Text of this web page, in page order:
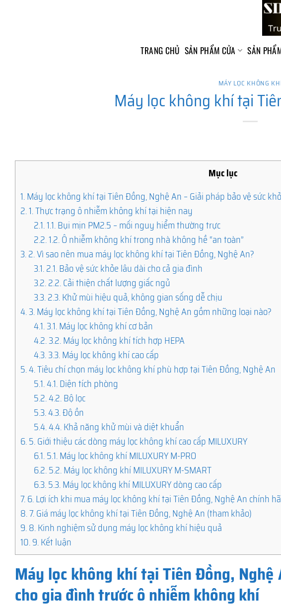
TRANG CHỦ SẢN PHẨM CỬA SẢN
MÁY LỌC KHÔNG
Máy lọc không khí tại
Mục lục
1.Máy lọc không khí tại Tiên Đồng, Nghệ An – Giải pháp bảo vệ sức
2.1. Thực trạng ô nhiễm không khí tại hiện nay
2.1.1.1. Bụi mịn PM2.5 – mối nguy hiểm thường trực
2.2.1.2. Ô nhiễm không khí trong nhà không hề “an toàn”
3.2. Vì sao nên mua máy lọc không khí tại Tiên Đồng, Nghệ An?
3.1.2.1. Bảo vệ sức khỏe lâu dài cho cả gia đình
3.2.2.2. Cải thiện chất lượng giấc ngủ
3.3.2.3. Khử mùi hiệu quả, không gian sống dễ chịu
4.3. Máy lọc không khí tại Tiên Đồng, Nghệ An gồm những loại nào?
4.1.3.1. Máy lọc không khí cơ bản
4.2.3.2. Máy lọc không khí tích hợp HEPA
4.3.3.3. Máy lọc không khí cao cấp
5.4. Tiêu chí chọn máy lọc không khí phù hợp tại Tiên Đồng, Nghệ An
5.1.4.1. Diện tích phòng
5.2.4.2. Bộ lọc
5.3.4.3. Độ ồn
5.4.4.4. Khả năng khử mùi và diệt khuẩn
6.5. Giới thiệu các dòng máy lọc không khí cao cấp MILUXURY
6.1.5.1. Máy lọc không khí MILUXURY M-PRO
6.2.5.2. Máy lọc không khí MILUXURY M-SMART
6.3.5.3. Máy lọc không khí MILUXURY dòng cao cấp
7.6. Lợi ích khi mua máy lọc không khí tại Tiên Đồng, Nghệ An chính
8.7. Giá máy lọc không khí tại Tiên Đồng, Nghệ An (tham khảo)
9.8. Kinh nghiệm sử dụng máy lọc không khí hiệu quả
10.9. Kết luận
Máy lọc không khí tại Tiên Đồng, Nghệ
cho gia đình trước ô nhiễm không khí